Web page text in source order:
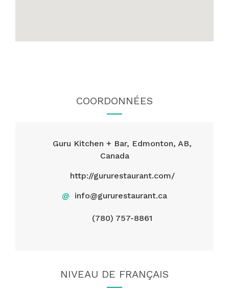
COORDONNÉES
Guru Kitchen + Bar, Edmonton, AB,
Canada
http://gururestaurant.com/
@ info@gururestaurant.ca
(780) 757-8861
NIVEAU DE FRANÇAIS